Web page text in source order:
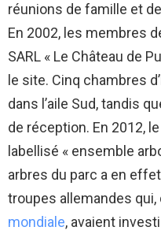
réunions de famille et
En 2002, les membres
SARL « Le Château de
le site. Cinq chambres
dans l’aile Sud, tandis
de réception. En 2012,
labellisé « ensemble
arbres du parc a en
troupes allemandes qui,
mondiale, avaient